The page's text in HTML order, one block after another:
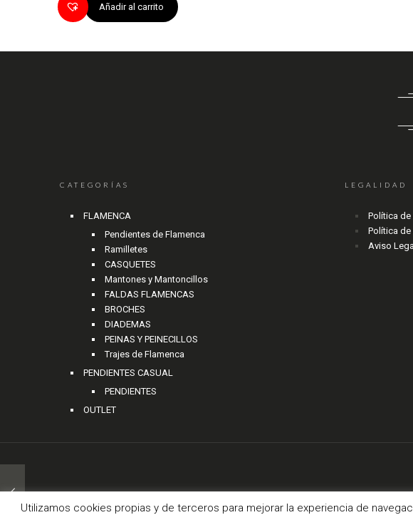
Añadir al carrito
CATEGORÍAS
FLAMENCA
Pendientes de Flamenca
Ramilletes
CASQUETES
Mantones y Mantoncillos
FALDAS FLAMENCAS
BROCHES
DIADEMAS
PEINAS Y PEINECILLOS
Trajes de Flamenca
PENDIENTES CASUAL
PENDIENTES
OUTLET
LEGALIDAD
Política
Política
Aviso Legal
© 2017 Fermont
Utilizamos cookies propias y de terceros para mejorar la experiencia de